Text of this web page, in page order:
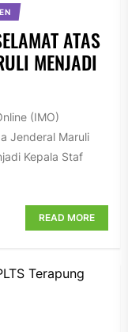
ATAS
MENJADI
(IMO)
Jenderal Maruli
Kepala Staf
READ MORE